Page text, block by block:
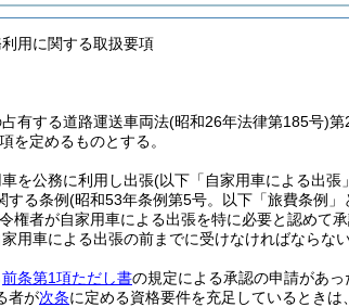
用に関する取扱要項
有する道路運送車両法(昭和26年法律第185号)第
を定めるものとする。
を公務に利用し出張(以下「自家用車による出張
する条例(昭和53年条例第5号。以下「旅費条例」
権者が自家用車による出張を特に必要と認めて
用車による出張の前までに受けなければならない
前条第1項ただし書の規定による承認の申請があっ
者が次条に定める資格要件を充足しているときは